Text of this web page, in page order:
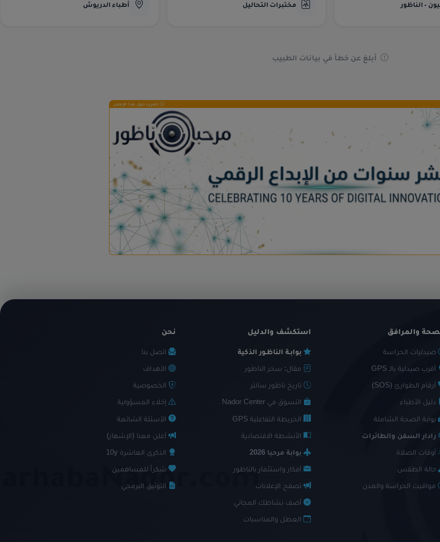
- الناظور مختبرات التحاليل أطباء الدريوش
أبلغ عن خطأ في بيانات الطبيب
المزيد حول هذا الإعلان
والمرافق
صيدليات الحراسة
أقرب صيدلية بالـ GPS
أرقام الطوارئ (SOS)
دليل الأطباء
بوابة الصحة الشاملة
رادار السفن والطائرات
أوقات الصلاة
حالة الطقس
مواقيت الحراسة والمدن
استكشف والدليل
بوابـة الناظـور الذكية
مقال: سحر الناظور
تاريخ ناظور سانتر
التسوق في Nador Center
الخريطة التفاعلية GPS
الأنشطة الاقتصادية
بوابة مرحبا 2026
أفكار واستثمار بالناظور
تصفح الإعلانات
أضف نشاطك المجاني
العطل والمناسبات
نحن
اتصل بنا
الأهداف
الخصوصية
إخلاء المسؤولية
الأسئلة الشائعة
أعلن معنا (الإشهار)
الذكرى العاشرة 10y
شكراً للمساهمين
التوثيق البرمجي